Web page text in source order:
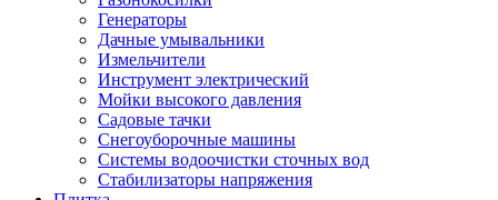
Генераторы
Дачные умывальники
Измельчители
Инструмент электрический
Мойки высокого давления
Садовые тачки
Снегоуборочные машины
Системы водоочистки сточных вод
Стабилизаторы напряжения